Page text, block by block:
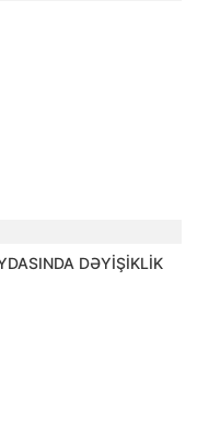
DƏYİŞİKLİK